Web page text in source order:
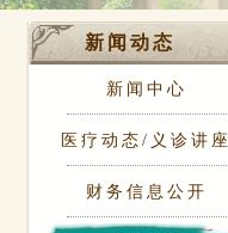
新闻动态
新闻中心
医疗动态/义诊讲座
财务信息公开